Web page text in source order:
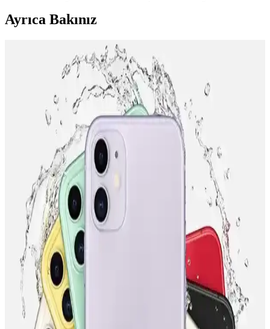
Ayrıca Bakınız
Akıllı Telefonlarda Güncel Taksit Seçenekleri ve
Finansal Avantajlar
Güncel taksit seçenekleri ve trendler sayesinde bütçenize uygun
telefon alışverişi yapabilir, faiz oranlarına dikkat ederek finansal
sağlığınızı koruyabilirsiniz.
MediaMarkt Türkiye'de Telefon Taksit Sayısı ve
Ödeme Seçenekleri Hakkında Bilgi
MediaMarkt Türkiye, geniş telefon taksit imkanları ve çeşitli ödeme
seçenekleriyle müşterilere uygun alışveriş deneyimi sunuyor. Taksit
avantajları ve kampanyalar hakkında detaylar burada.
Turkcell Akıllı Telefon Kampanyaları Güncel
Fırsatlar ve Avantajlar
Turkcell'in güncel akıllı telefon kampanyaları, indirimler ve taksit
imkanlarıyla yeni telefon almayı kolaylaştırıyor. Kampanyaları takip
ederek avantajlı fırsatları kaçırmayın.
MediaMarkt'ta Telefon Taksit Ödeme Seçenekleri ve
Kolaylıklar Hakkında Bilgi